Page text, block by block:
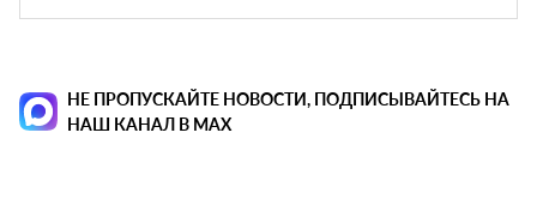
НЕ ПРОПУСКАЙТЕ НОВОСТИ, ПОДПИСЫВАЙТЕСЬ НА
НАШ КАНАЛ В MAX